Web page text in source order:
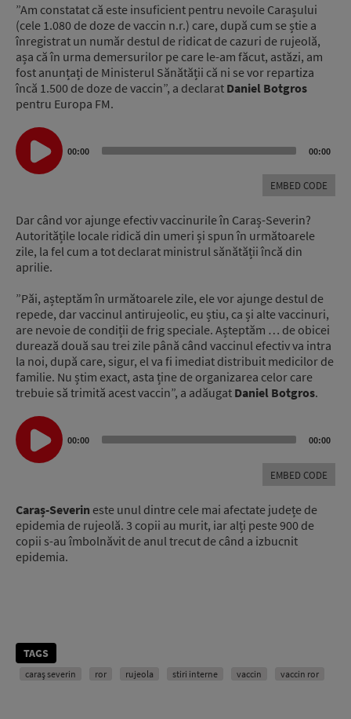
”Am constatat că este insuficient pentru nevoile Carașului
(cele 1.080 de doze de vaccin n.r.) care, după cum se știe a
înregistrat un număr destul de ridicat de cazuri de rujeolă,
așa că în urma demersurilor pe care le-am făcut, astăzi, am
fost anunțați de Ministerul Sănătății că ni se vor repartiza
încă 1.500 de doze de vaccin”, a declarat Daniel Botgros
pentru Europa FM.
Audio
Player
00:00 00:00
EMBED CODE
Dar când vor ajunge efectiv vaccinurile în Caraș-Severin?
Autoritățile locale ridică din umeri și spun în următoarele
zile, la fel cum a tot declarat ministrul sănătății încă din
aprilie.
”Păi, așteptăm în următoarele zile, ele vor ajunge destul de
repede, dar vaccinul antirujeolic, eu știu, ca și alte vaccinuri,
are nevoie de condiții de frig speciale. Așteptăm … de obicei
durează două sau trei zile până când vaccinul efectiv va intra
la noi, după care, sigur, el va fi imediat distribuit medicilor de
familie. Nu știm exact, asta ține de organizarea celor care
trebuie să trimită acest vaccin”, a adăugat Daniel Botgros.
Audio
Player
00:00 00:00
EMBED CODE
Caraș-Severin este unul dintre cele mai afectate județe de
epidemia de rujeolă. 3 copii au murit, iar alți peste 900 de
copii s-au îmbolnăvit de anul trecut de când a izbucnit
epidemia.
TAGS
caraş severin ror rujeola stiri interne vaccin vaccin ror